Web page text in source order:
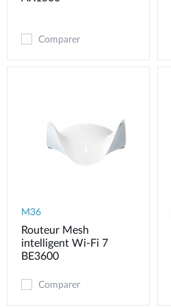
Comparer
M36
Routeur Mesh
intelligent Wi-Fi 7
BE3600
Comparer